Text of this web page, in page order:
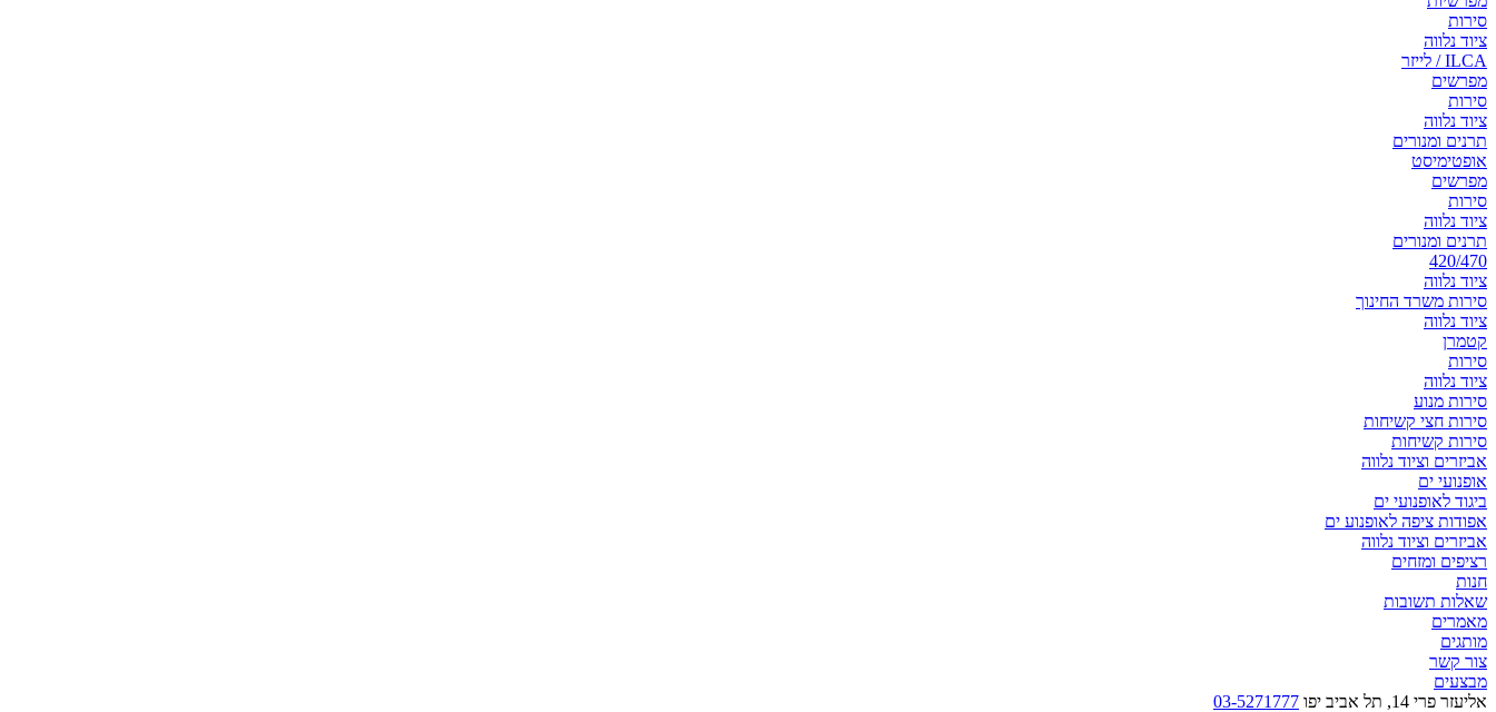
סירות
ציוד נלווה
ILCA / לייזר
מפרשים
סירות
ציוד נלווה
תרנים ומנורים
אופטימיסט
מפרשים
סירות
ציוד נלווה
תרנים ומנורים
420/470
ציוד נלווה
סירות משרד החינוך
ציוד נלווה
קטמרן
סירות
ציוד נלווה
סירות מנוע
סירות חצי קשיחות
סירות קשיחות
אביזרים וציוד נלווה
אופנועי ים
ביגוד לאופנועי ים
אפודות ציפה לאופנוע ים
אביזרים וציוד נלווה
רציפים ומזחים
חנות
שאלות תשובות
מאמרים
מותגים
צור קשר
מבצעים
אליעזר פרי 14, תל אביב יפו
03-5271777